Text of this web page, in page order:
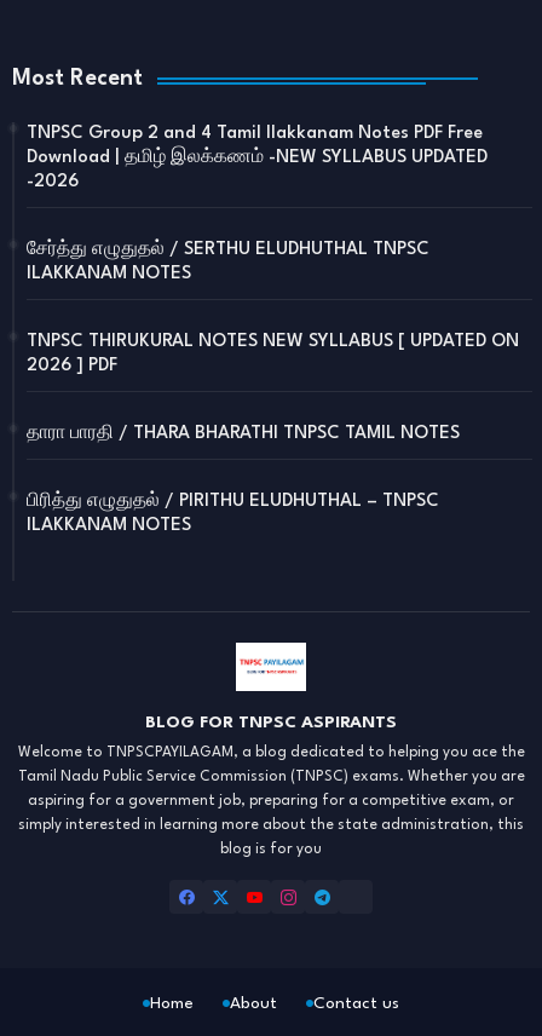
Most Recent
TNPSC Group 2 and 4 Tamil Ilakkanam Notes PDF Free
Download | தமிழ் இலக்கணம் -NEW SYLLABUS UPDATED
-2026
சேர்த்து எழுதுதல் / SERTHU ELUDHUTHAL TNPSC
ILAKKANAM NOTES
TNPSC THIRUKURAL NOTES NEW SYLLABUS [ UPDATED ON
2026 ] PDF
தாரா பாரதி / THARA BHARATHI TNPSC TAMIL NOTES
பிரித்து எழுதுதல் / PIRITHU ELUDHUTHAL – TNPSC
ILAKKANAM NOTES
BLOG FOR TNPSC ASPIRANTS
Welcome to TNPSCPAYILAGAM, a blog dedicated to helping you ace the
Tamil Nadu Public Service Commission (TNPSC) exams. Whether you are
aspiring for a government job, preparing for a competitive exam, or
simply interested in learning more about the state administration, this
blog is for you
Home About Contact us